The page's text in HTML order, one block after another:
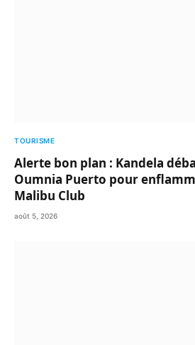
TOURISME
Alerte bon plan : Kandela
Oumnia Puerto pour
Malibu Club
août 5, 2026